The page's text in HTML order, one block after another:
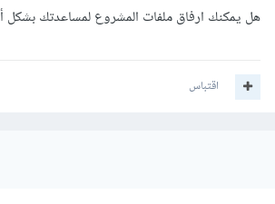
هل يمكنك ارفاق ملفات المشروع لمساعدتك بشكل
اقتباس